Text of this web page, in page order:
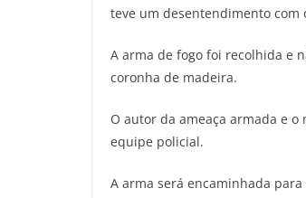
teve um desentendimento com
A arma de fogo foi recolhida e
coronha de madeira.
O autor da ameaça armada e
equipe policial.
A arma será encaminhada